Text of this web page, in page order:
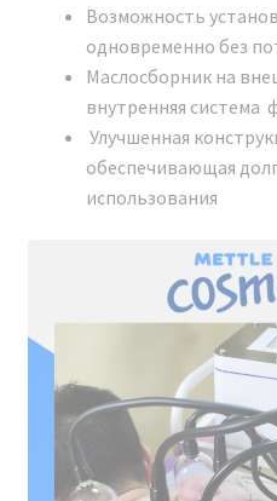
соответствии заявленным
Возможность
одновременно без
Маслосборник на
внутренняя система
Улучшенная
обеспечивающая
использования